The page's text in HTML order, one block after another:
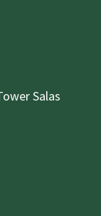
Salas